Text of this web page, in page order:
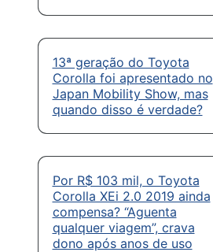
13ª geração do Toyota
Corolla foi apresentado no
Japan Mobility Show, mas
quando disso é verdade?
Por R$ 103 mil, o Toyota
Corolla XEi 2.0 2019 ainda
compensa? “Aguenta
qualquer viagem”, crava
dono após anos de uso